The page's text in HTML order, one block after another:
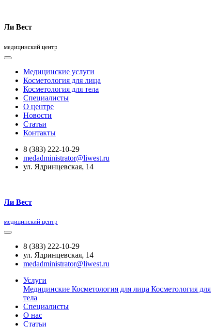
Ли Вест
медицинский центр
Медицинские услуги
Косметология для лица
Косметология для тела
Специалисты
О центре
Новости
Статьи
Контакты
8 (383) 222-10-29
medadministrator@liwest.ru
ул. Ядринцевская, 14
Ли Вест
медицинский центр
8 (383) 222-10-29
ул. Ядринцевская, 14
medadministrator@liwest.ru
Услуги
Медицинские Косметология для лица Косметология для
тела
Специалисты
О нас
Статьи